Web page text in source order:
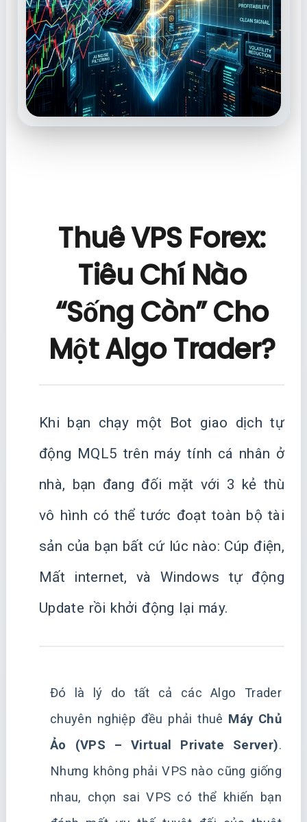
Thuê VPS Forex:
Tiêu Chí Nào
“Sống Còn” Cho
Một Algo Trader?
Khi bạn chạy một Bot giao dịch tự
động MQL5 trên máy tính cá nhân ở
nhà, bạn đang đối mặt với 3 kẻ thù
vô hình có thể tước đoạt toàn bộ tài
sản của bạn bất cứ lúc nào: Cúp điện,
Mất internet, và Windows tự động
Update rồi khởi động lại máy.
Đó là lý do tất cả các Algo Trader
chuyên nghiệp đều phải thuê Máy Chủ
Ảo (VPS – Virtual Private Server).
Nhưng không phải VPS nào cũng giống
nhau, chọn sai VPS có thể khiến bạn